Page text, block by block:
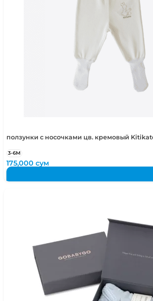
ползунки с носочками цв. кремовый Kitikate
3-6М
175,000сум